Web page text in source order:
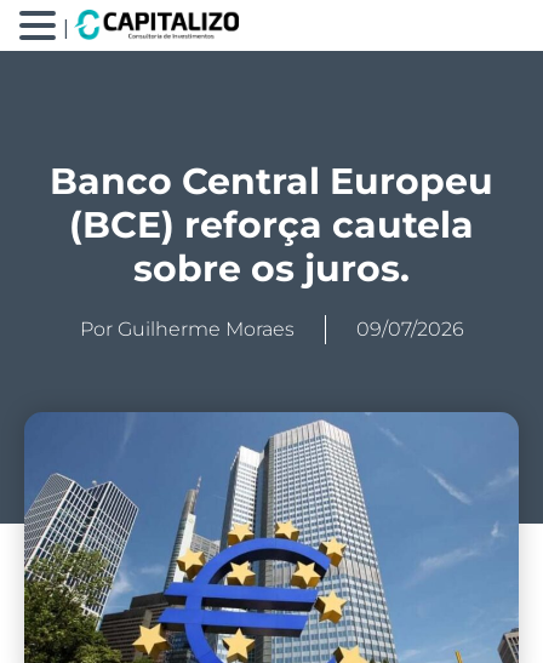
Banco Central Europeu
(BCE) reforça cautela
sobre os juros.
Por Guilherme Moraes 09/07/2026